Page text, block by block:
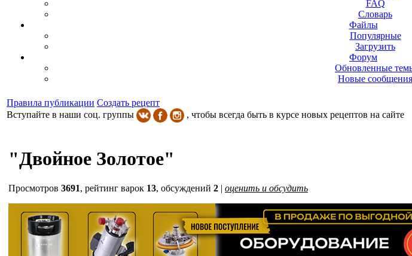
FAQ
Словарь
Файлы
Популярные
Загрузить
Форум
Обновленные
Новые сообщения
Правила публикации Создать рецепт
Вступайте в наши соц. группы
, чтобы всегда быть в курсе новых рецептов на сайте
"Двойное Золотое"
Просмотров 3691, рейтинг варок 13, обсуждений 2 | оценить и обсудить